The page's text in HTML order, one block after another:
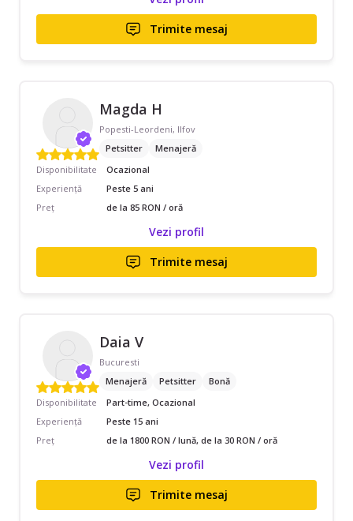
Trimite mesaj
Magda H
Popesti-Leordeni, Ilfov
Petsitter
Menajeră
Disponibilitate
Ocazional
Experiență
Peste 5 ani
Preț
de la 85 RON / oră
Vezi profil
Trimite mesaj
Daia V
Bucuresti
Menajeră
Petsitter
Bonă
Disponibilitate
Part-time, Ocazional
Experiență
Peste 15 ani
Preț
de la 1800 RON / lună, de la 30 RON / oră
Vezi profil
Trimite mesaj